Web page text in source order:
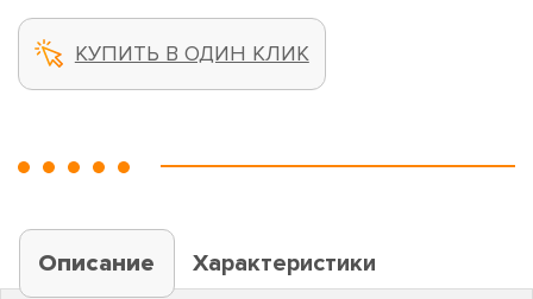
КУПИТЬ В ОДИН КЛИК
Описание
Характеристики